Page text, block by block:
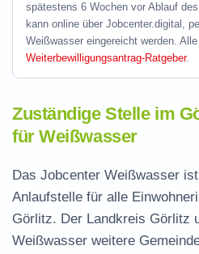
spätestens 6 Wochen vor Ablauf
kann online über Jobcenter.digital,
Weißwasser eingereicht werden.
Weiterbewilligungsantrag-Ratgeber.
Zuständige Stelle im
für Weißwasser
Das Jobcenter Weißwasser
Anlaufstelle für alle
Görlitz. Der Landkreis Görlitz
Weißwasser weitere